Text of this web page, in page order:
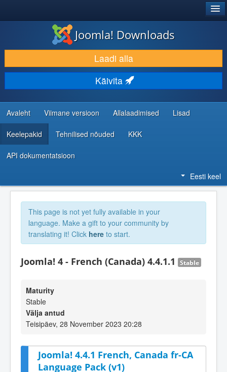
LAADI ALLA JA LAIENDA
AVASTA JA ÕPI
KOGUKOND JA KASUTAJATUGI
RESSURSID ARENDAJATELE
Joomla! Downloads
Laadi alla
Käivita
Avaleht Viimane versioon Allalaadimised Lisad
Keelepakid Tehnilised nõuded KKK
API dokumentatsioon
Eesti keel
This page is not yet fully available in your
language. Make a gift to your community by
translating it! Click here to start.
Joomla! 4 - French (Canada) 4.4.1.1 Stable
Maturity
Stable
Välja antud
Teisipäev, 28 November 2023 20:28
Joomla! 4.4.1 French, Canada fr-CA
Language Pack (v1)